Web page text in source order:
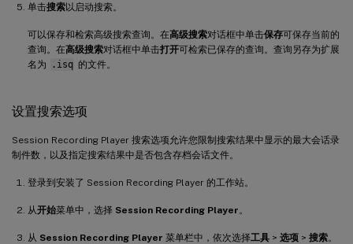
单击搜索以启动搜索。
可以保存和检索高级搜索查询。在高级搜索对话框中单击保存可保存当前的
查询。在高级搜索对话框中单击打开可检索已保存的查询。查询另存为扩展
名为
.isq 的文件。
设置搜索选项
Session Recording Player 搜索选项允许您限制搜索结果中显示的最大会话录
制件数，以及指定搜索结果中是否包含存档会话文件。
登录到安装了 Session Recording Player 的工作站。
从开始菜单中，选择 Session Recording Player 。
从 Session Recording Player 菜单栏中，依次选择工具 > 选项 > 搜索。